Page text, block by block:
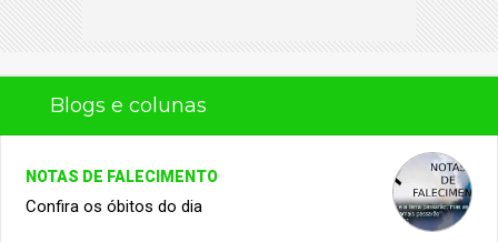
Blogs e colunas
NOTAS DE FALECIMENTO
Confira os óbitos do dia